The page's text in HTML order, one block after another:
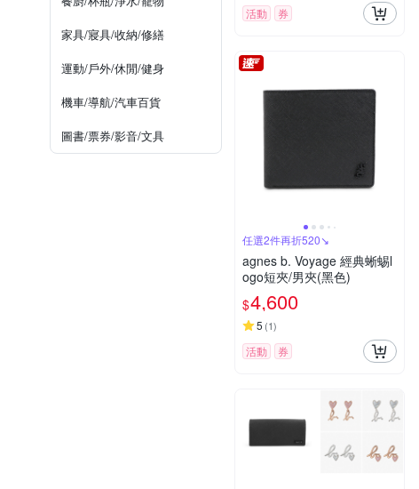
家具/寢具/收納/修繕
運動/戶外/休閒/健身
機車/導航/汽車百貨
圖書/票券/影音/文具
活動 券
任選2件再折520↘
agnes b. Voyage 經典蜥蜴l
ogo短夾/男夾(黑色)
$4,600
5 (1)
活動 券